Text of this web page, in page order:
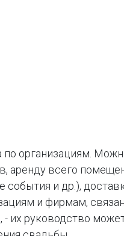
организациям.
аренду всего
и др.),
и фирмам,
их руководство